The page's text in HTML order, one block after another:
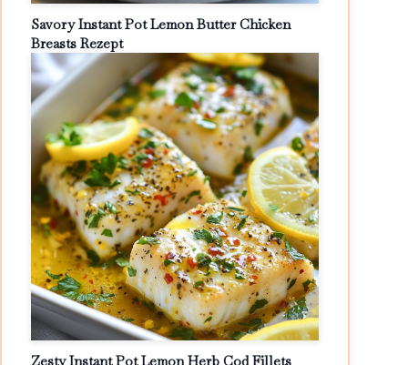
Savory Instant Pot Lemon Butter Chicken
Breasts Rezept
Zesty Instant Pot Lemon Herb Cod Fillets